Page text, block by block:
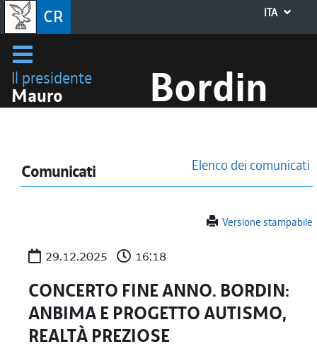
ITA
Il presidente
Mauro Bordin
Comunicati Elenco dei comunicati
Versione stampabile
29.12.2025 16:18
CONCERTO FINE ANNO. BORDIN:
ANBIMA E PROGETTO AUTISMO,
REALTÀ PREZIOSE